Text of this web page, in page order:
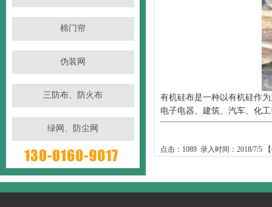
棉门帘
伪装网
三防布、防火布
绿网、防尘网
有机硅布是一种以有机硅作
电子电器、建筑、汽车、化
点击：1089 录入时间：2018/7/5 【